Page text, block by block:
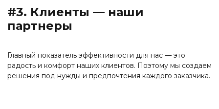
#3. Клиенты — наши
партнеры
Главный показатель эффективности для нас — это
радость и комфорт наших клиентов. Поэтому мы создаем
решения под нужды и предпочтения каждого заказчика.